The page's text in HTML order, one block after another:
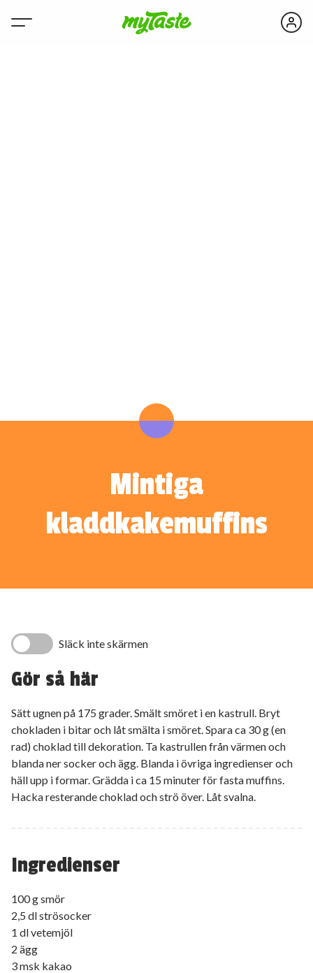
Mintiga
kladdkakemuffins
Ingredienser
100 g smör
2,5 dl strösocker
1 dl vetemjöl
2 ägg
3 msk kakao
Släck inte skärmen
Gör så här
Sätt ugnen på 175 grader. Smält smöret i en kastrull. Bryt
chokladen i bitar och låt smälta i smöret. Spara ca 30 g (en
rad) choklad till dekoration. Ta kastrullen från värmen och
blanda ner socker och ägg. Blanda i övriga ingredienser och
häll upp i formar. Grädda i ca 15 minuter för fasta muffins.
Hacka resterande choklad och strö över. Låt svalna.